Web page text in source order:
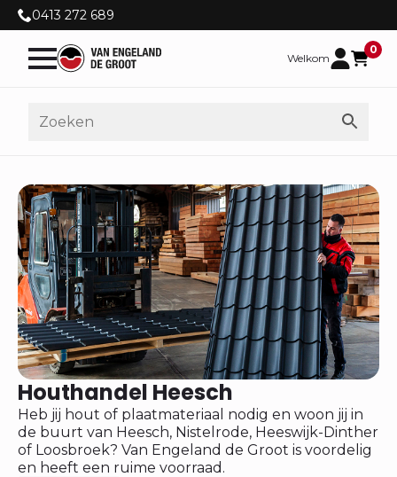
0413 272 689
Welkom
0
Houthandel Heesch
Heb jij hout of plaatmateriaal nodig en woon jij in
de buurt van Heesch, Nistelrode, Heeswijk-Dinther
of Loosbroek? Van Engeland de Groot is voordelig
en heeft een ruime voorraad.